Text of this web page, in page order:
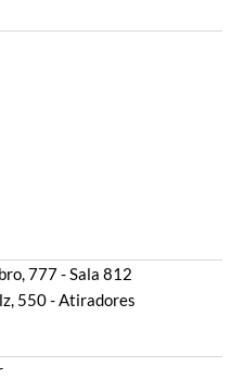
777 - Sala 812
550 - Atiradores